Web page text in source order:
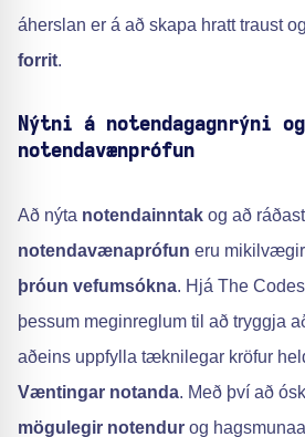
áherslan er á að skapa hratt traust
forrit.
Nýtni á notendagagnrýni og
notendavænprófun
Að nýta notendainntak og að
notendavænaprófun eru
þróun vefumsókna. Hjá The
þessum meginreglum til að tryggja
aðeins uppfylla tæknilegar kröfur
Væntingar notanda. Með því að
mögulegir notendur og